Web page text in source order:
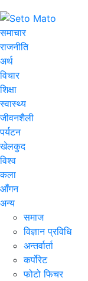
समाचार
राजनीति
अर्थ
विचार
शिक्षा
स्वास्थ्य
जीवनशैली
पर्यटन
खेलकुद
विश्व
कला
आँगन
अन्य
समाज
विज्ञान प्रविधि
अन्तर्वार्ता
कर्पोरेट
फोटो फिचर